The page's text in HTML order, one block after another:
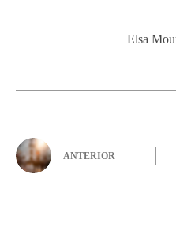
Elsa
ANTERIOR